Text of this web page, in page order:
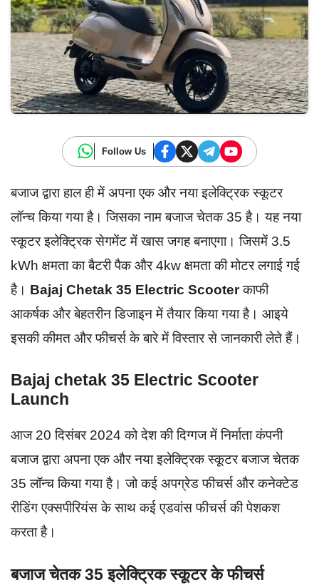
Follow Us
बजाज द्वारा हाल ही में अपना एक और नया इलेक्ट्रिक स्कूटर
लॉन्च किया गया है। जिसका नाम बजाज चेतक 35 है। यह नया
स्कूटर इलेक्ट्रिक सेगमेंट में खास जगह बनाएगा। जिसमें 3.5
kWh क्षमता का बैटरी पैक और 4kw क्षमता की मोटर लगाई गई
है। Bajaj Chetak 35 Electric Scooterकाफी
आकर्षक और बेहतरीन डिजाइन में तैयार किया गया है। आइये
इसकी कीमत और फीचर्स के बारे में विस्तार से जानकारी लेते हैं।
Bajaj chetak 35 Electric Scooter
Launch
आज 20 दिसंबर 2024 को देश की दिग्गज में निर्माता कंपनी
बजाज द्वारा अपना एक और नया इलेक्ट्रिक स्कूटर बजाज चेतक
35 लॉन्च किया गया है। जो कई अपग्रेड फीचर्स और कनेक्टेड
रीडिंग एक्सपीरियंस के साथ कई एडवांस फीचर्स की पेशकश
करता है।
बजाज चेतक 35 इलेक्ट्रिक स्कूटर के फीचर्स